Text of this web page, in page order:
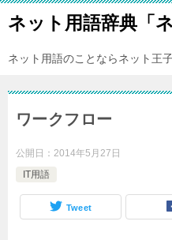
ネット用語辞典「
ネット用語のことならネット王
ワークフロー
公開日： 2014年5月27日
IT用語
Tweet